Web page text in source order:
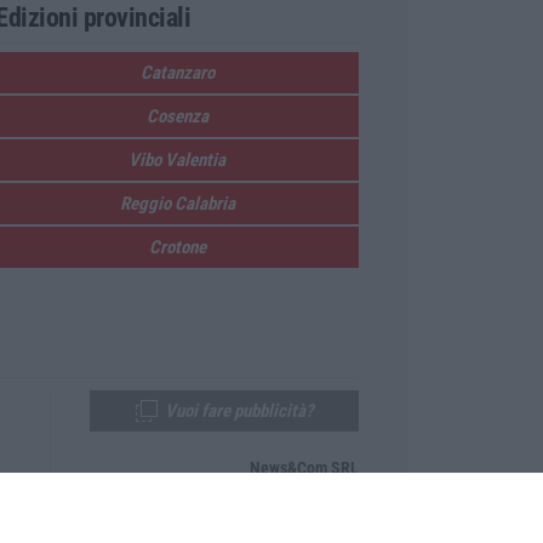
provinciali
Catanzaro
Cosenza
Vibo Valentia
Reggio Calabria
Crotone
News&Com SRL